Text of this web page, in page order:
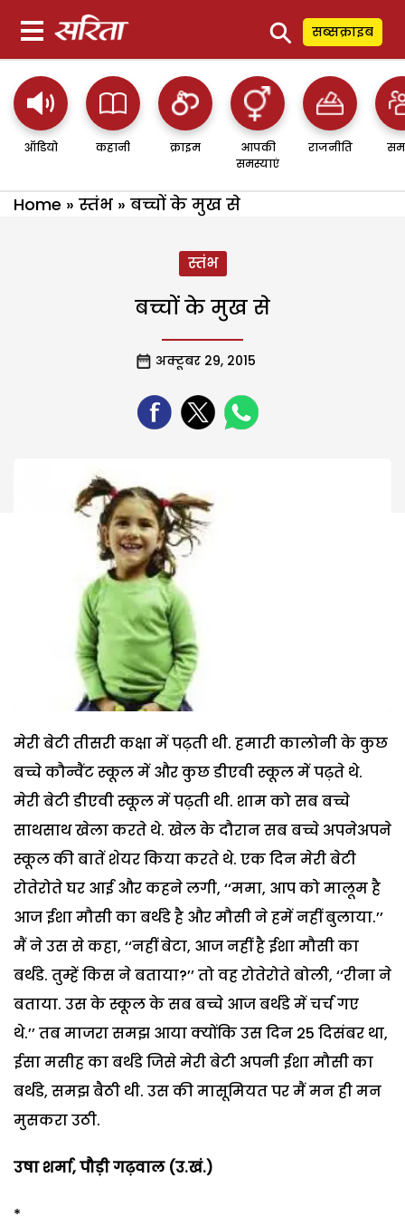
⚲ सब्सक्राइब
ऑडियो कहानी क्राइम
आपकी
समस्याएं
राजनीति
Home » स्तंभ » बच्चों के मुख से
स्तंभ
बच्चों के मुख से
अक्टूबर 29, 2015
मेरी बेटी तीसरी कक्षा में पढ़ती थी. हमारी कालोनी के कुछ
बच्चे कौन्वैंट स्कूल में और कुछ डीएवी स्कूल में पढ़ते थे.
मेरी बेटी डीएवी स्कूल में पढ़ती थी. शाम को सब बच्चे
साथसाथ खेला करते थे. खेल के दौरान सब बच्चे अपनेअपने
स्कूल की बातें शेयर किया करते थे. एक दिन मेरी बेटी
रोतेरोते घर आई और कहने लगी, ‘‘ममा, आप को मालूम है
आज ईशा मौसी का बर्थडे है और मौसी ने हमें नहीं बुलाया.’’
मैं ने उस से कहा, ‘‘नहीं बेटा, आज नहीं है ईशा मौसी का
बर्थडे. तुम्हें किस ने बताया?’’ तो वह रोतेरोते बोली, ‘‘रीना ने
बताया. उस के स्कूल के सब बच्चे आज बर्थडे में चर्च गए
थे.’’तब माजरा समझ आया क्योंकि उस दिन 25 दिसंबर था,
ईसा मसीह का बर्थडे जिसे मेरी बेटी अपनी ईशा मौसी का
बर्थडे, समझ बैठी थी. उस की मासूमियत पर मैं मन ही मन
मुसकरा उठी.
उषा शर्मा, पौड़ी गढ़वाल (उ.खं.)
*